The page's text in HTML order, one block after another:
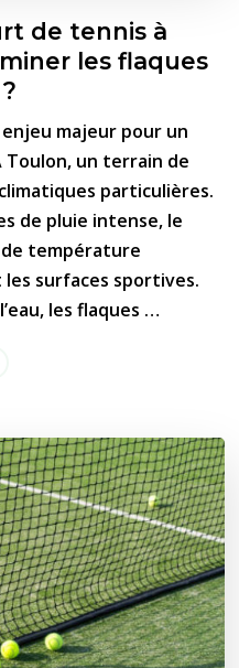
de tennis à
les flaques
majeur pour un
Toulon, un terrain de
particulières.
de pluie intense, le
température
surfaces sportives.
les flaques …